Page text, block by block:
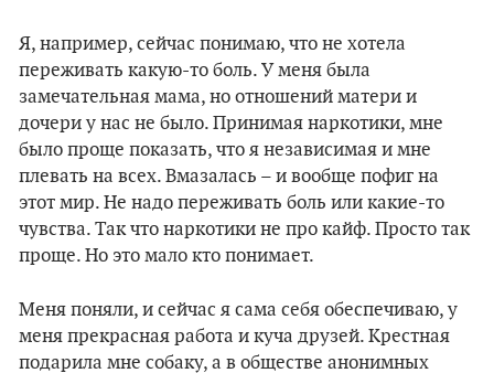
Я, например, сейчас понимаю, что не хотела
переживать какую-то боль. У меня была
замечательная мама, но отношений матери и
дочери у нас не было. Принимая наркотики, мне
было проще показать, что я независимая и мне
плевать на всех. Вмазалась – и вообще пофиг на
этот мир. Не надо переживать боль или какие-то
чувства. Так что наркотики не про кайф. Просто так
проще. Но это мало кто понимает.
Меня поняли, и сейчас я сама себя обеспечиваю, у
меня прекрасная работа и куча друзей. Крестная
подарила мне собаку, а в обществе анонимных